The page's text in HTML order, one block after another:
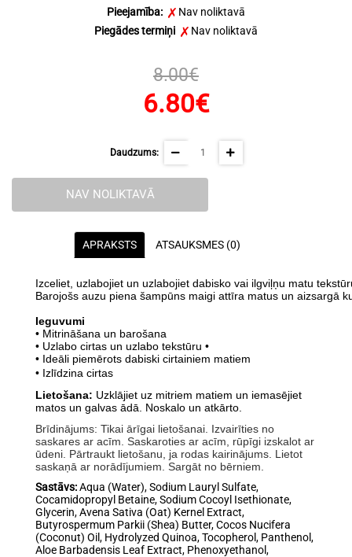
Pieejamība:
Nav noliktavā
Piegādes termiņi
Nav noliktavā
8.00€
6.80€
Daudzums:
NAV NOLIKTAVĀ
APRAKSTS ATSAUKSMES (0)
Izceliet uzlabojiet un uzlabojiet dabisko vai ilgviļņu matu tekstū
Barojošs auzu piena šampūns maigi attīra matus un aizsargā
Ieguvumi
• Mitrināšana un barošana
• Uzlabo cirtas un uzlabo tekstūru •
• Ideāli piemērots dabiski cirtainiem matiem
• Izlīdzina cirtas
Lietošana: Uzklājiet uz mitriem matiem un iemasējiet
matos un galvas ādā. Noskalo un atkārto.
Brīdinājums: Tikai ārīgai lietošanai. Izvairīties no
saskares ar acīm. Saskaroties ar acīm, rūpīgi izskalot ar
ūdeni. Pārtraukt lietošanu, ja rodas kairinājums. Lietot
saskaņā ar norādījumiem. Sargāt no bērniem.
Sastāvs:Aqua (Water), Sodium Lauryl Sulfate,
Cocamidopropyl Betaine, Sodium Cocoyl Isethionate,
Glycerin, Avena Sativa (Oat) Kernel Extract,
Butyrospermum Parkii (Shea) Butter, Cocos Nucifera
(Coconut) Oil, Hydrolyzed Quinoa, Tocopherol, Panthenol,
Aloe Barbadensis Leaf Extract, Phenoxyethanol,